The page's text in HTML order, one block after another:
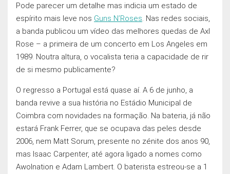
Pode parecer um detalhe mas indicia um estado de
espírito mais leve nos Guns N’Roses . Nas redes sociais,
a banda publicou um vídeo das melhores quedas de Axl
Rose – a primeira de um concerto em Los Angeles em
1989. Noutra altura, o vocalista teria a capacidade de rir
de si mesmo publicamente?
O regresso a Portugal está quase aí. A 6 de junho, a
banda revive a sua história no Estádio Municipal de
Coimbra com novidades na formação. Na bateria, já não
estará Frank Ferrer, que se ocupava das peles desde
2006, nem Matt Sorum, presente no zénite dos anos 90,
mas Isaac Carpenter, até agora ligado a nomes como
Awolnation e Adam Lambert. O baterista estreou-se a 1